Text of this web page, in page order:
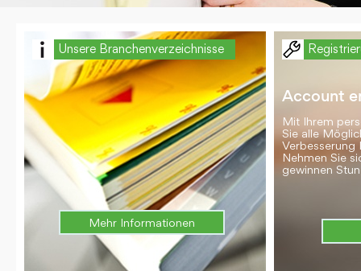
Unsere Branchenverzeichnisse
Mehr Informationen
Account
Mit Ihrem
Sie alle
Verbesserung
Nehmen Sie
gewinnen